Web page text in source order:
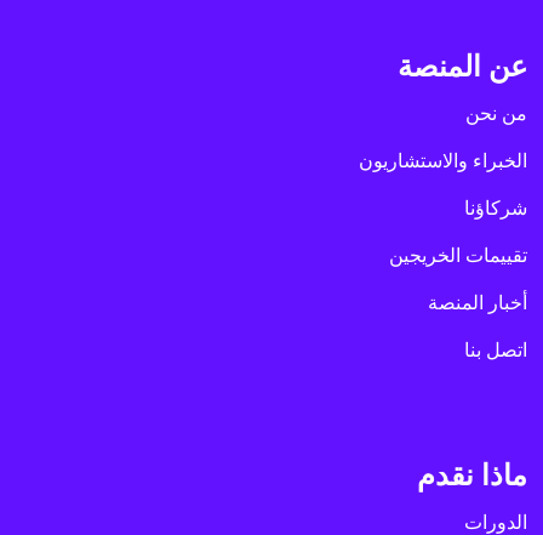
عن المنصة
من نحن
الخبراء والاستشاريون
شركاؤنا
تقييمات الخريجين
أخبار المنصة
اتصل بنا
ماذا نقدم
الدورات